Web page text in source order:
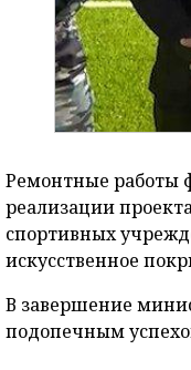
Ремонтные работы
реализации
спортивных
искусственное
В завершение
подопечным